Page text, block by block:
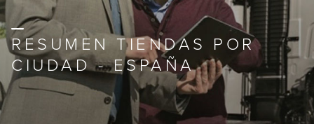
RESUMEN TIENDAS POR
CIUDAD - ESPAÑA